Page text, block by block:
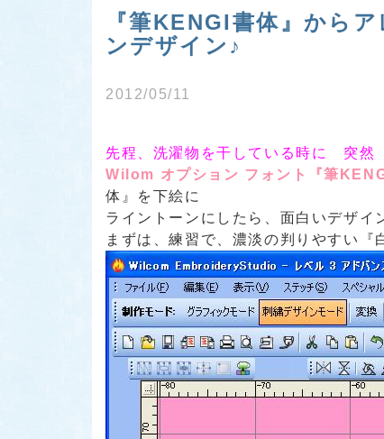
『筆KENGI書体』から
ンデザイン♪
2012/05/11
先程、洗濯物を干している時に 突
Wilom オプション フォント『筆
体』
を下絵に
ライントーンにしたら、面白いデザ
まずは、練習で、濃淡の判りやすい
『